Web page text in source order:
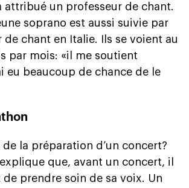
attribué un professeur de chant.
soprano est aussi suivie par
de chant en Italie. Ils se voient au
par mois: «il me soutient
eu beaucoup de chance de le
de la préparation d’un concert?
que, avant un concert, il
prendre soin de sa voix. Un